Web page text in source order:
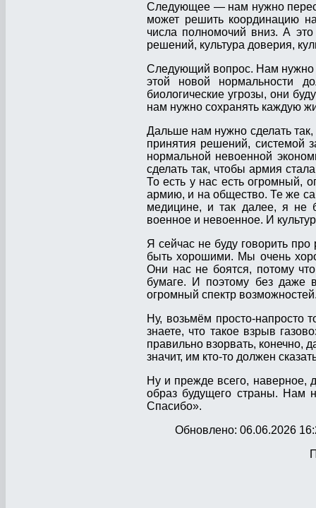
Следующее — нам нужно
может решить координацию
числа полномочий вниз. А это
решений, культура доверия,
Следующий вопрос. Нам нужно
этой новой нормальности
биологические угрозы, они
нам нужно сохранять каждую
Дальше нам нужно сделать
принятия решений, системой
нормальной невоенной
сделать так, чтобы армия
То есть у нас есть огромный,
армию, и на общество. Те же
медицине, и так далее, я не
военное и невоенное. И
Я сейчас не буду говорить про
быть хорошими. Мы очень
Они нас не боятся, потому
бумаге. И поэтому без даже
огромный спектр
Ну, возьмём просто-напросто
знаете, что такое взрыв
правильно взорвать, конечно,
значит, им кто-то должен
Ну и прежде всего, наверное,
образ будущего страны. Нам
Спасибо».
Обновлено: 06.06.2026